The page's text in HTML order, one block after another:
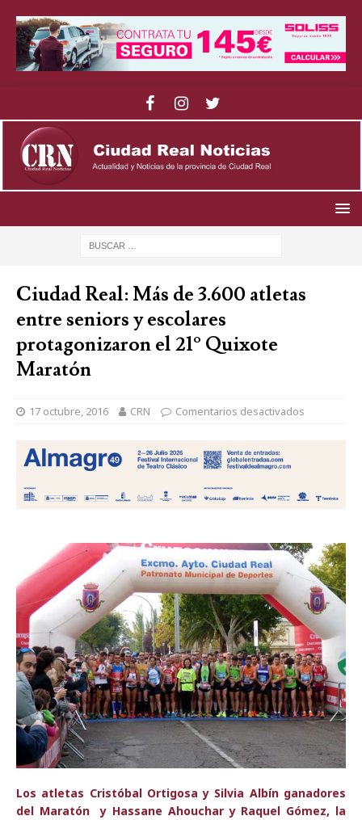
Ciudad Real: Más de 3.600 atletas
entre seniors y escolares
protagonizaron el 21º Quixote
Maratón
17 octubre, 2016 CRN Comentarios desactivados
Los atletas Cristóbal Ortigosa y Silvia Albín ganadores
del Maratón y Hassane Ahouchar y Raquel Gómez, la